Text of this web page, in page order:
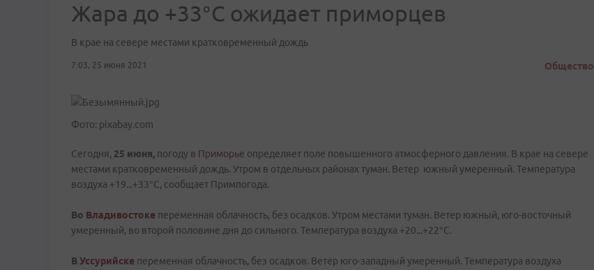
Жара до +33°C ожидает приморцев
В крае на севере местами кратковременный дождь
7:03, 25 июня 2021 Общество
Фото: pixabay.com
Сегодня, 25 июня, погоду в Приморье определяет поле повышенного атмосферного давления. В крае на севере
местами кратковременный дождь. Утром в отдельных районах туман. Ветер южный умеренный. Температура
воздуха +19...+33°C, сообщает Примпогода.
Во Владивостоке переменная облачность, без осадков. Утром местами туман. Ветер южный, юго-восточный
умеренный, во второй половине дня до сильного. Температура воздуха +20...+22°C.
ВУссурийске переменная облачность, без осадков. Ветер юго-западный умеренный. Температура воздуха